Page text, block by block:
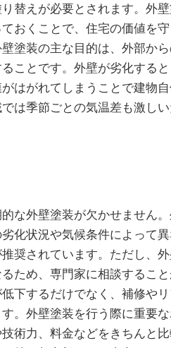
り替えが必要とされます。外
おくことで、住宅の価値を
塗装の主な目的は、外部か
ことです。外壁が劣化する
はがれてしまうことで建物
は季節ごとの気温差も激し
な外壁塗装が欠かせません
化状況や気候条件によって
奨されています。ただし、
ため、専門家に相談するこ
下するだけでなく、補修や
。外壁塗装を行う際に重要
術力、料金などをきちんと